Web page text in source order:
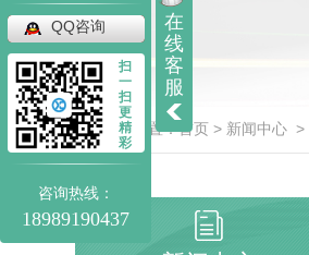
当前位置：首页 > 新闻中心 >
在
线
客
服
QQ咨询
扫
一
扫
更
精
彩
咨询热线：
18989190437